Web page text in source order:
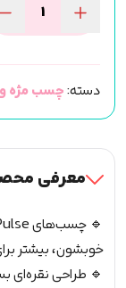
چسب
Be
Perfect
Pulse
(کد2)
عدد
دسته:چسب مژه و
معرفی
خوبشون، بیشتر
🔹 طراحی